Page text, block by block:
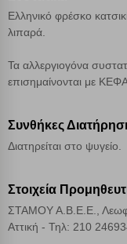
Ελληνικό φρέσκο
λιπαρά.
Τα αλλεργιογόνα
επισημαίνονται με
Συνθήκες
Διατηρείται στο ψυγείο.
Στοιχεία
ΣΤΑΜΟΥ Α.Β.Ε.Ε.,
Αττική - Τηλ: 210